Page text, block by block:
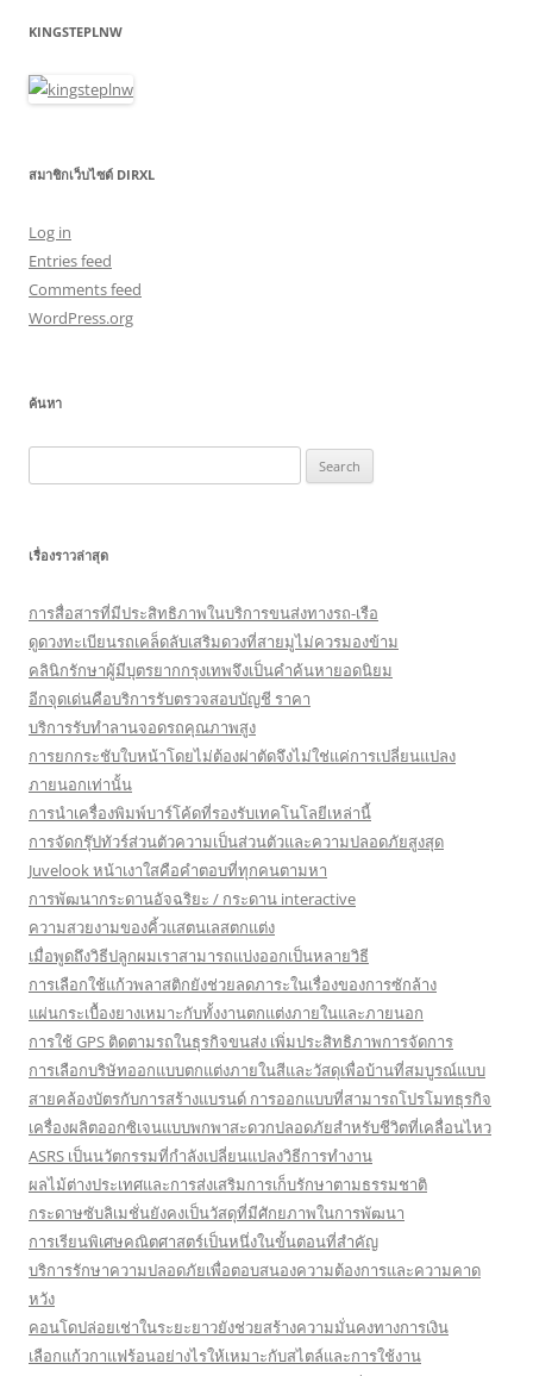
KINGSTEPLNW
สมาชิกเว็บไซต์ DIRXL
Log in
Entries feed
Comments feed
WordPress.org
ค้นหา
for:
เรื่องราวล่าสุด
การสื่อสารที่มีประสิทธิภาพในบริการขนส่งทางรถ-เรือ
ดูดวงทะเบียนรถเคล็ดลับเสริมดวงที่สายมูไม่ควรมองข้าม
คลินิกรักษาผู้มีบุตรยากกรุงเทพจึงเป็นคำค้นหายอดนิยม
อีกจุดเด่นคือบริการรับตรวจสอบบัญชี ราคา
บริการรับทำลานจอดรถคุณภาพสูง
การยกกระชับใบหน้าโดยไม่ต้องผ่าตัดจึงไม่ใช่แค่การเปลี่ยนแปลง
ภายนอกเท่านั้น
การนำเครื่องพิมพ์บาร์โค้ดที่รองรับเทคโนโลยีเหล่านี้
การจัดกรุ๊ปทัวร์ส่วนตัวความเป็นส่วนตัวและความปลอดภัยสูงสุด
Juvelook หน้าเงาใสคือคำตอบที่ทุกคนตามหา
การพัฒนากระดานอัจฉริยะ / กระดาน interactive
ความสวยงามของคิ้วแสตนเลสตกแต่ง
เมื่อพูดถึงวิธีปลูกผมเราสามารถแบ่งออกเป็นหลายวิธี
การเลือกใช้แก้วพลาสติกยังช่วยลดภาระในเรื่องของการซักล้าง
แผ่นกระเบื้องยางเหมาะกับทั้งงานตกแต่งภายในและภายนอก
การใช้ GPS ติดตามรถในธุรกิจขนส่ง เพิ่มประสิทธิภาพการจัดการ
การเลือกบริษัทออกแบบตกแต่งภายในสีและวัสดุเพื่อบ้านที่สมบูรณ์แบบ
สายคล้องบัตรกับการสร้างแบรนด์ การออกแบบที่สามารถโปรโมทธุรกิจ
เครื่องผลิตออกซิเจนแบบพกพาสะดวกปลอดภัยสำหรับชีวิตที่เคลื่อนไหว
ASRS เป็นนวัตกรรมที่กำลังเปลี่ยนแปลงวิธีการทำงาน
ผลไม้ต่างประเทศและการส่งเสริมการเก็บรักษาตามธรรมชาติ
กระดาษซับลิเมชั่นยังคงเป็นวัสดุที่มีศักยภาพในการพัฒนา
การเรียนพิเศษคณิตศาสตร์เป็นหนึ่งในขั้นตอนที่สำคัญ
บริการรักษาความปลอดภัยเพื่อตอบสนองความต้องการและความคาด
หวัง
คอนโดปล่อยเช่าในระยะยาวยังช่วยสร้างความมั่นคงทางการเงิน
เลือกแก้วกาแฟร้อนอย่างไรให้เหมาะกับสไตล์และการใช้งาน